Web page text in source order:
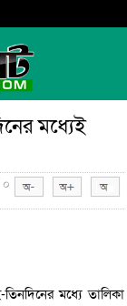
মধ্যেই
০
মধ্যে তালিকা